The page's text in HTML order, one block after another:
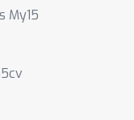
My15